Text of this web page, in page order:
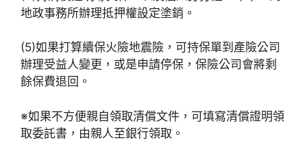
地政事務所辦理抵押權設定塗銷。
(5)如果打算續保火險地震險，可持保單到產險公司
辦理受益人變更，或是申請停保，保險公司會將剩
餘保費退回。
※如果不方便親自領取清償文件，可填寫清償證明領
取委託書，由親人至銀行領取。